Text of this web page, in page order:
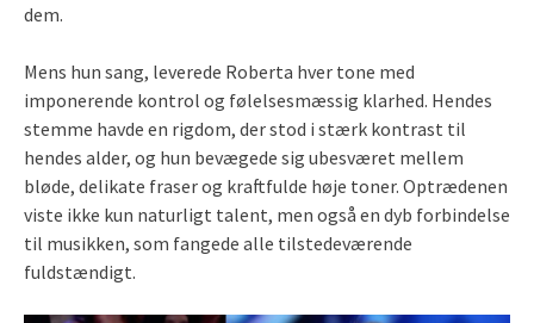
dem.
Mens hun sang, leverede Roberta hver tone med
imponerende kontrol og følelsesmæssig klarhed. Hendes
stemme havde en rigdom, der stod i stærk kontrast til
hendes alder, og hun bevægede sig ubesværet mellem
bløde, delikate fraser og kraftfulde høje toner. Optrædenen
viste ikke kun naturligt talent, men også en dyb forbindelse
til musikken, som fangede alle tilstedeværende
fuldstændigt.